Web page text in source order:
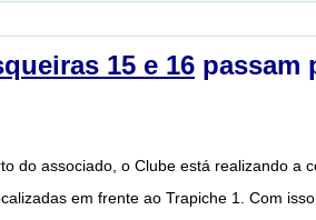
15 e 16 passam
do associado, o Clube está realizando a
em frente ao Trapiche 1. Com